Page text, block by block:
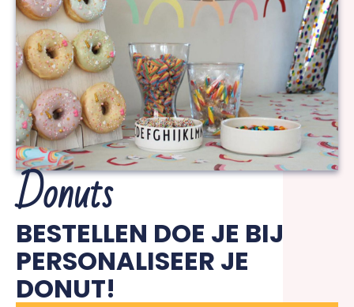
Donuts
BESTELLEN DOE JE BIJ
PERSONALISEER JE
DONUT!